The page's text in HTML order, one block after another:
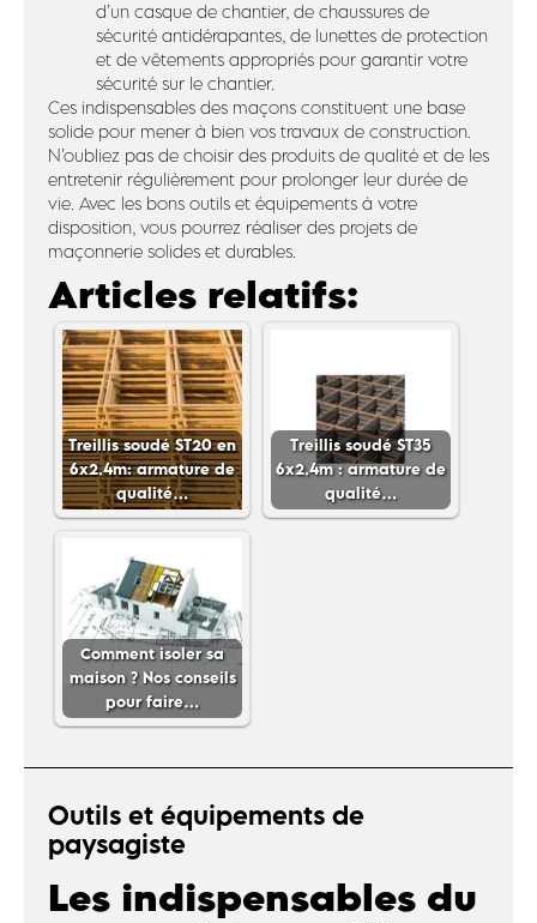
d’un casque de chantier, de chaussures de
sécurité antidérapantes, de lunettes de protection
et de vêtements appropriés pour garantir votre
sécurité sur le chantier.
Ces indispensables des maçons constituent une base
solide pour mener à bien vos travaux de construction.
N’oubliez pas de choisir des produits de qualité et de les
entretenir régulièrement pour prolonger leur durée de
vie. Avec les bons outils et équipements à votre
disposition, vous pourrez réaliser des projets de
maçonnerie solides et durables.
Articles relatifs:
Treillis soudé ST20 en
6x2.4m: armature de
qualité…
Treillis soudé ST35
6x2.4m : armature de
qualité…
Comment isoler sa
maison ? Nos conseils
pour faire…
Outils et équipements de
paysagiste
Les indispensables du